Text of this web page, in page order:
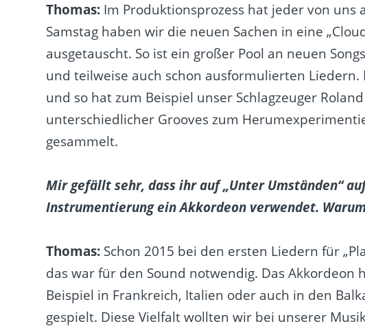
Thomas: Im Produktionsprozess hat jeder von uns
Samstag haben wir die neuen Sachen in eine
ausgetauscht. So ist ein großer Pool an neuen
und teilweise auch schon ausformulierten
und so hat zum Beispiel unser Schlagzeuger
unterschiedlicher Grooves zum
gesammelt.
Mir gefällt sehr, dass ihr auf „Unter Umständen“
Instrumentierung ein Akkordeon verwendet.
Thomas: Schon 2015 bei den ersten Liedern für
das war für den Sound notwendig. Das
Beispiel in Frankreich, Italien oder auch in den
gespielt. Diese Vielfalt wollten wir bei unserer